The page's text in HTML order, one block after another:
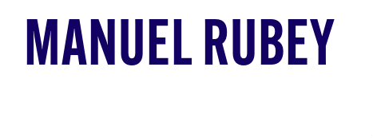
MANUEL RUBEY